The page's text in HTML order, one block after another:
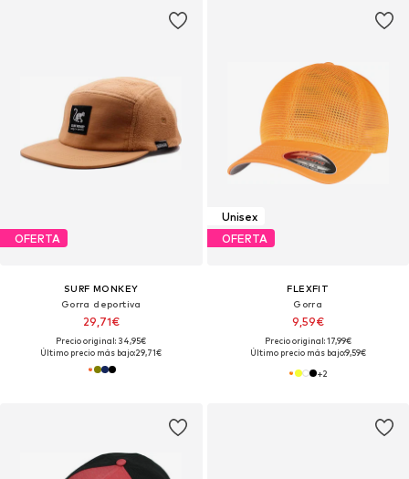
OFERTA
SURF MONKEY
Gorra deportiva
29,71€
Precio original: 34,95€
Último precio más bajo:29,71€
Unisex
OFERTA
FLEXFIT
Gorra
9,59€
Precio original: 17,99€
Último precio más bajo:9,59€
+2